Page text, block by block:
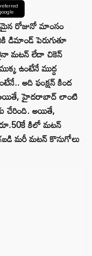
రోజునో మాంసం
డిమాండ్‌ పెరుగుతూ
మటన్‌ లేదా చికెన్‌
ఉంటేనే ముద్ద
అది ఫంక్షన్‌ కింద
అయితే, హైదరాబాద్‌ లాంటి
చేరింది. అయితే,
రూ.50కే కిలో మటన్‌
మరీ మటన్‌ కొనుగోలు